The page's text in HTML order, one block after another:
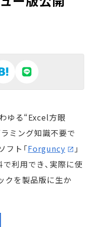
ゆる“Excel方眼
ミング知識不要で
フト「Forguncy
」
利用でき、実際に使
クを製品版に生か